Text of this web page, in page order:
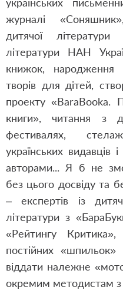
журналі
дитячої літератури
літератури НАН
книжок, народження
творів для дітей,
проекту «BaraBooka.
книги», читання з
фестивалях,
українських видавців
авторами... Я б не
без цього досвіду та
– експертів із
літератури з
«Рейтингу
постійних
віддати належне
окремим методистам з